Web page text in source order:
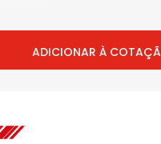
ADICIONAR À